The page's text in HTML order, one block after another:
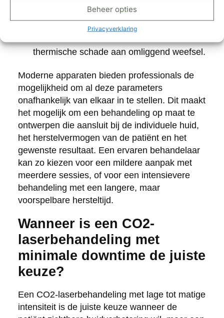
Beheer opties
Privacyverklaring
over hetzelfde gebied beperken de
cumulatieve warmteopbouw in de huid.
thermische schade aan omliggend weefsel.
Moderne apparaten bieden professionals de
mogelijkheid om al deze parameters
onafhankelijk van elkaar in te stellen. Dit maakt
het mogelijk om een behandeling op maat te
ontwerpen die aansluit bij de individuele huid,
het herstelvermogen van de patiënt en het
gewenste resultaat. Een ervaren behandelaar
kan zo kiezen voor een mildere aanpak met
meerdere sessies, of voor een intensievere
behandeling met een langere, maar
voorspelbare hersteltijd.
Wanneer is een CO2-
laserbehandeling met
minimale downtime de juiste
keuze?
Een CO2-laserbehandeling met lage tot matige
intensiteit is de juiste keuze wanneer de